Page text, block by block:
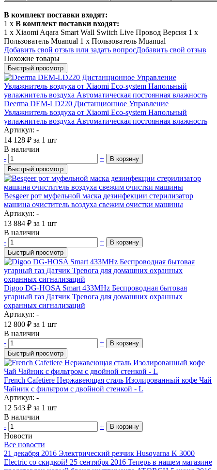
В комплект поставки входят:
1 x В комплект поставки входят:
1 х Xiaomi Aqara Smart Wall Switch Live Провод Версия 1 х
Пользователь Muanual 1 х Пользователь Muanual
Добавить свой отзыв или задать вопросДобавить свой отзыв
Похожие товары
Быстрый просмотр
Deerma DEM-LD220 Дистанционное Управление
Увлажнитель воздуха от Xiaomi Eco-system Напольный
увлажнитель воздуха Автоматическая постоянная влажность
Артикул: -
14 128 ₽ за 1 шт
В наличии
-
+
В корзину
Быстрый просмотр
Besgeer рот муфельной маска дезинфекции стерилизатор
машина очиститель воздуха свежим очистки машины
Артикул: -
13 884 ₽ за 1 шт
В наличии
-
+
В корзину
Быстрый просмотр
Digoo DG-HOSA Smart 433MHz Беспроводная бытовая
угарный газ Датчик Тревога для домашних охранных
охранных сигнализаций
Артикул: -
12 800 ₽ за 1 шт
В наличии
-
+
В корзину
Быстрый просмотр
French Cafetiere Нержавеющая сталь Изолированный кофе Чай
Чайник с фильтром с двойной стенкой - L
Артикул: -
12 543 ₽ за 1 шт
В наличии
-
+ В корзину
Новости
Все новости
21 декабря 2016 Электрический резчик Husqvarna K 3000
Electric со скидкой! 25 сентября 2016 Теперь в нашем магазине